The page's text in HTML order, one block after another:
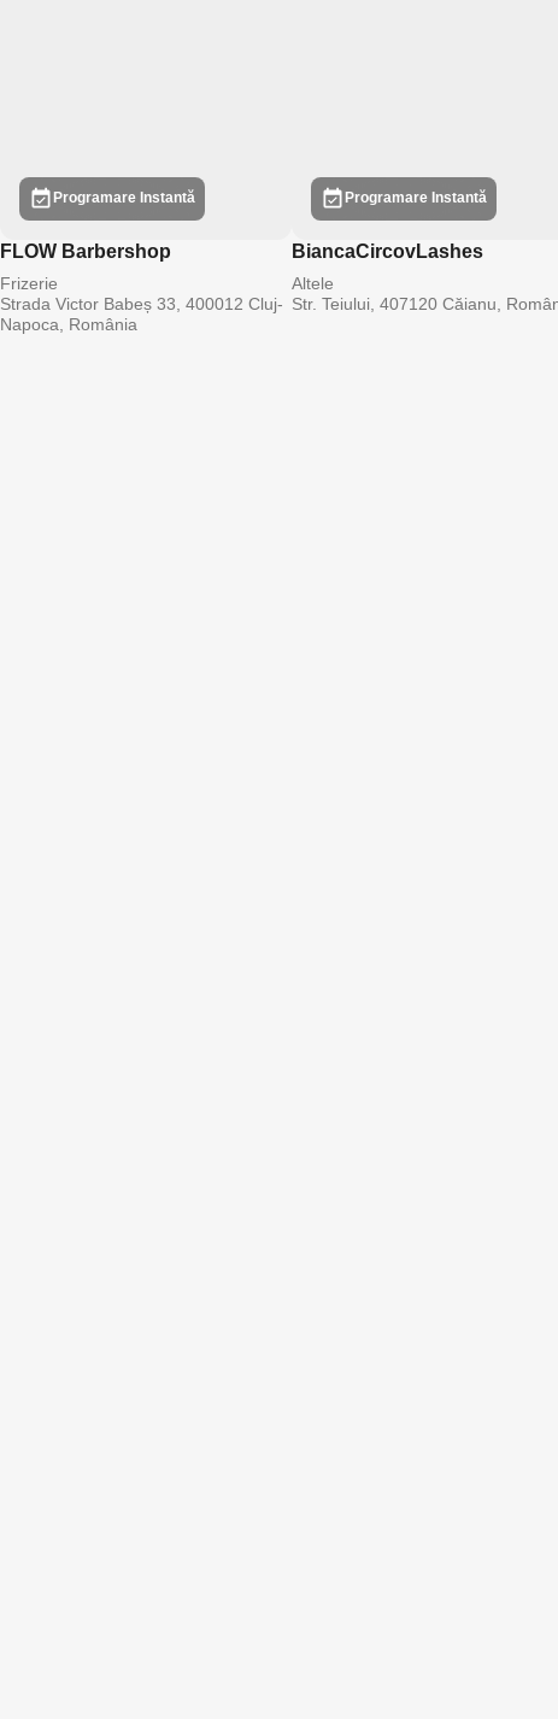
Programare Instantă
FLOW Barbershop
Frizerie
Strada Victor Babeș 33, 400012 Cluj-
Napoca, România
Programare Instantă
BiancaCircovLashes
Altele
Str. Teiului, 407120 Căianu,